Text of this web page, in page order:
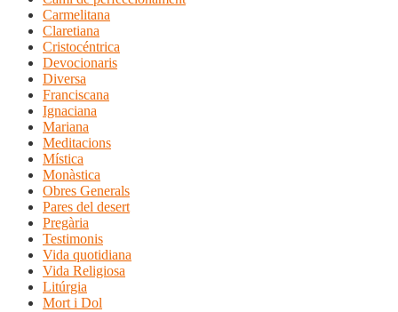
Carmelitana
Claretiana
Cristocéntrica
Devocionaris
Diversa
Franciscana
Ignaciana
Mariana
Meditacions
Mística
Monàstica
Obres Generals
Pares del desert
Pregària
Testimonis
Vida quotidiana
Vida Religiosa
Litúrgia
Mort i Dol